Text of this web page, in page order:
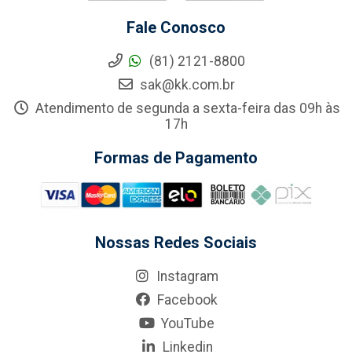
Fale Conosco
(81) 2121-8800
sak@kk.com.br
Atendimento de segunda a sexta-feira das 09h às
17h
Formas de Pagamento
Nossas Redes Sociais
Instagram
Facebook
YouTube
Linkedin